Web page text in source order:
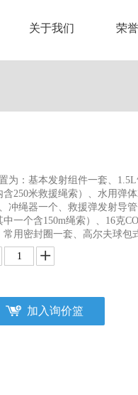
关于我们 荣
为：基本发射组件一套、
250米救援绳索）、水用弹
冲绳器一个、救援弹发射导
一个含150m绳索）、16克
用密封圈一套、高尔夫球包
加入询价篮